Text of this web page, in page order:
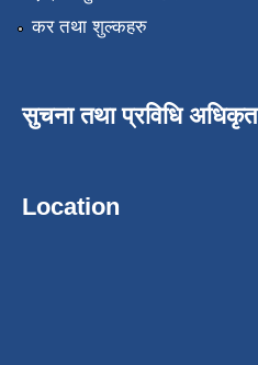
कर तथा शुल्कहरु
सुचना तथा प्रविधि अधिकृत
Location